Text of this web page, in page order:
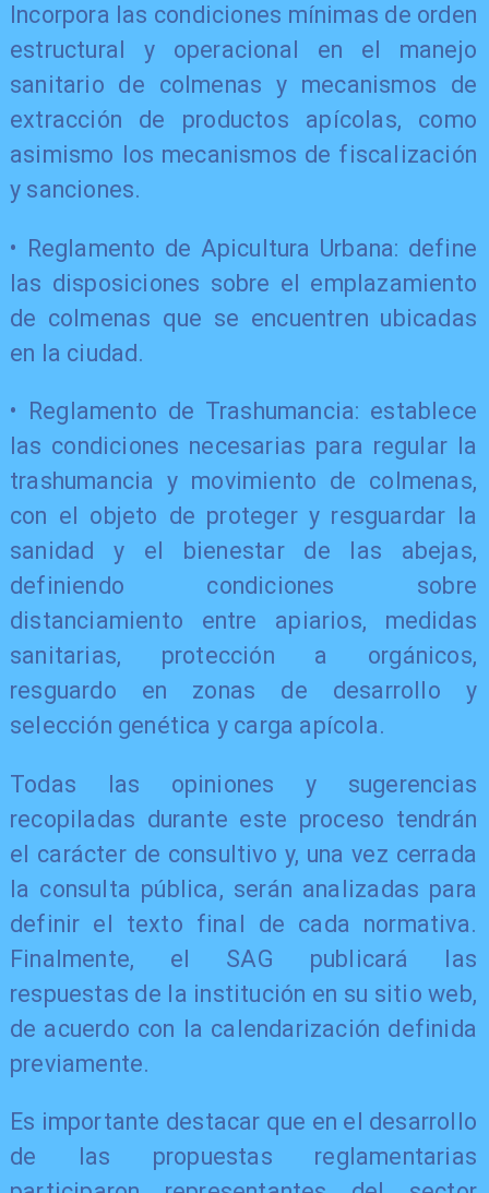
Incorpora las condiciones mínimas de orden
estructural y operacional en el manejo
sanitario de colmenas y mecanismos de
extracción de productos apícolas, como
asimismo los mecanismos de fiscalización
y sanciones.
• Reglamento de Apicultura Urbana: define
las disposiciones sobre el emplazamiento
de colmenas que se encuentren ubicadas
en la ciudad.
• Reglamento de Trashumancia: establece
las condiciones necesarias para regular la
trashumancia y movimiento de colmenas,
con el objeto de proteger y resguardar la
sanidad y el bienestar de las abejas,
definiendo condiciones sobre
distanciamiento entre apiarios, medidas
sanitarias, protección a orgánicos,
resguardo en zonas de desarrollo y
selección genética y carga apícola.
Todas las opiniones y sugerencias
recopiladas durante este proceso tendrán
el carácter de consultivo y, una vez cerrada
la consulta pública, serán analizadas para
definir el texto final de cada normativa.
Finalmente, el SAG publicará las
respuestas de la institución en su sitio web,
de acuerdo con la calendarización definida
previamente.
Es importante destacar que en el desarrollo
de las propuestas reglamentarias